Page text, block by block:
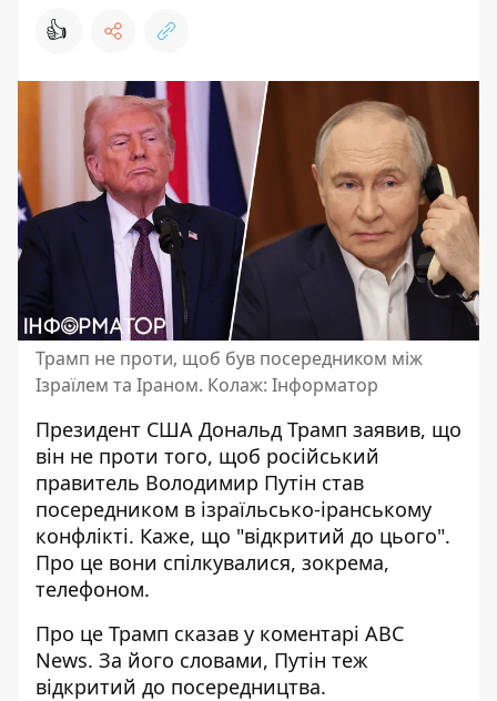
👍
Трамп не проти, щоб був посередником між
Ізраїлем та Іраном. Колаж: Інформатор
Президент США Дональд Трамп заявив, що
він не проти того, щоб російський
правитель Володимир Путін став
посередником в ізраїльсько-іранському
конфлікті. Каже, що "відкритий до цього".
Про це вони спілкувалися, зокрема,
телефоном.
Про це Трамп сказав у коментарі ABC
News. За його словами, Путін теж
відкритий до посередництва.